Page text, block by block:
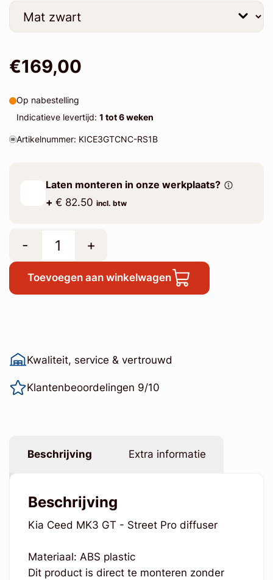
€169,00
Op nabestelling
Indicatieve levertijd: 1 tot 6 weken
Artikelnummer: KICE3GTCNC-RS1B
Laten monteren in onze werkplaats?
+ € 82.50 incl. btw
- +
Toevoegen aan winkelwagen
Kwaliteit, service & vertrouwd
Klantenbeoordelingen 9/10
Beschrijving Extra informatie
Beschrijving
Kia Ceed MK3 GT - Street Pro diffuser
Materiaal: ABS plastic
Dit product is direct te monteren zonder